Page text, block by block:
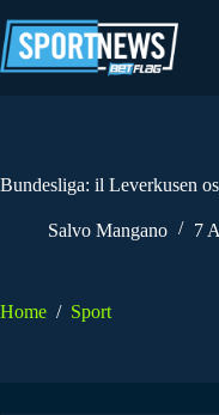
al
contenuto
Bundesliga: il Leverkusen
Salvo Mangano 7
Home / Sport